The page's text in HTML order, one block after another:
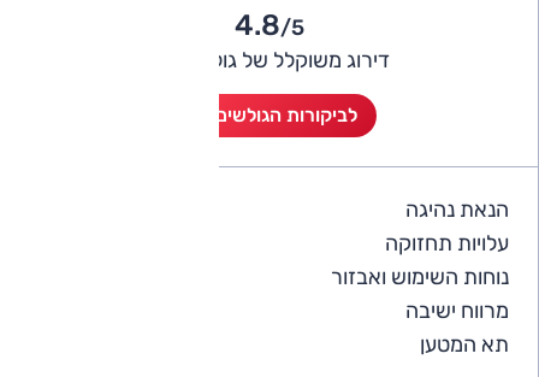
4.8/5
דירוג משוקלל של גולשי אוטו
לביקורות הגולשים (8)
הנאת נהיגה
עלויות תחזוקה
נוחות השימוש ואבזור
מרווח ישיבה
תא המטען